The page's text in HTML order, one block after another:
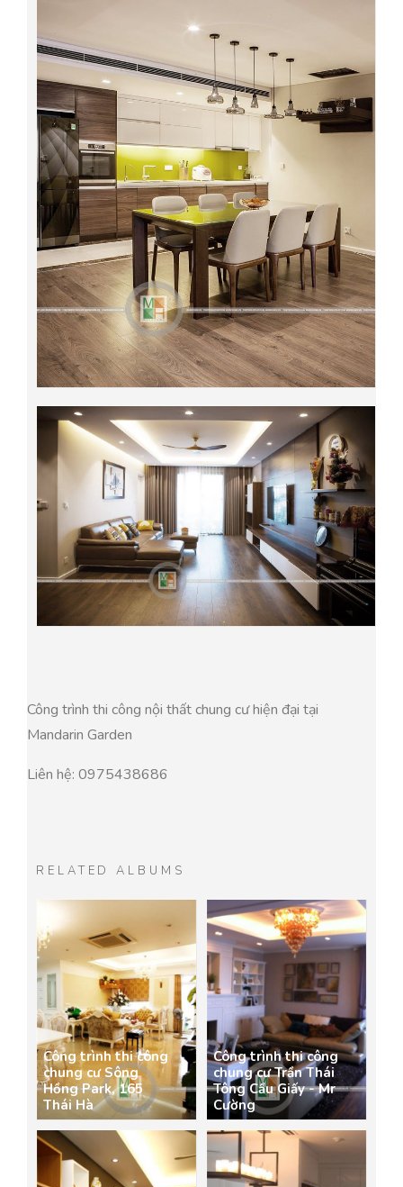
Công trình thi công nội thất chung cư hiện đại tại
Mandarin Garden
Liên hệ: 0975438686
RELATED ALBUMS
Công trình thi công
chung cư Sông
Hồng Park, 165
Thái Hà
Công trình thi công
chung cư Trần Thái
Tông Cầu Giấy - Mr
Cường